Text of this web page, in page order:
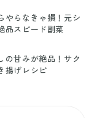
やらなきゃ損！元シ
品スピード副菜
の甘みが絶品！サク
揚げレシピ